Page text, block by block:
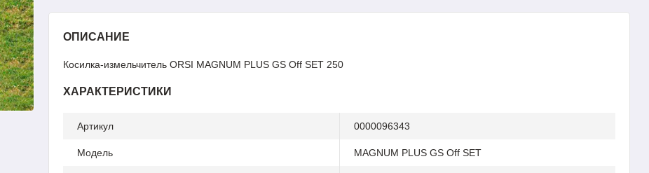
ОПИСАНИЕ
Косилка-измельчитель ORSI MAGNUM PLUS GS Off SET 250
ХАРАКТЕРИСТИКИ
Артикул 0000096343
Модель MAGNUM PLUS GS Off SET